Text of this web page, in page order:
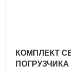
КОМПЛЕКТ
ПОГРУЗЧИКА